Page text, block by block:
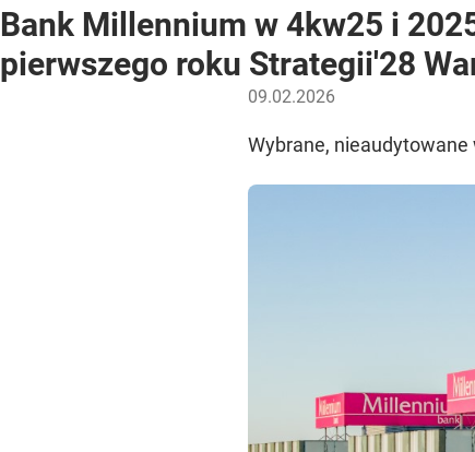
Bank Millennium w 4kw25 i
pierwszego roku Strategii'28
09.02.2026
Wybrane,